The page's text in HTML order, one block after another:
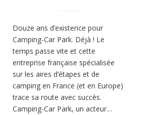
Douze ans d’existence pour
Camping-Car Park. Déjà ! Le
temps passe vite et cette
entreprise française spécialisée
sur les aires d’étapes et de
camping en France (et en Europe)
trace sa route avec succès.
Camping-Car Park, un acteur…